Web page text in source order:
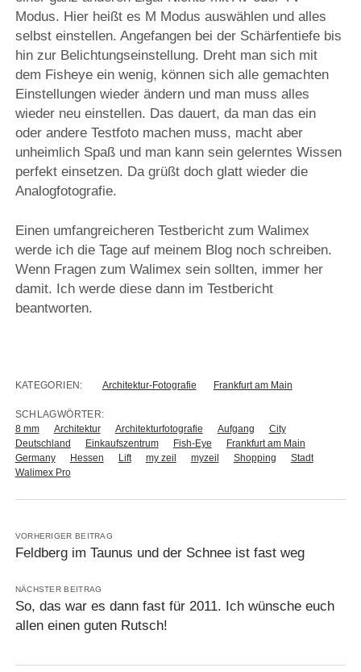
Modus. Hier heißt es M Modus auswählen und alles
selbst einstellen. Angefangen bei der Schärfentiefe bis
hin zur Belichtungseinstellung. Dreht man sich mit
dem Fisheye ein wenig, können sich alle gemachten
Einstellungen wieder ändern und man muss alles
wieder neu einstellen. Das dauert, da man das ein
oder andere Testfoto machen muss, macht aber
unheimlich Spaß und man kann sein gelerntes Wissen
perfekt einsetzen. Da grüßt doch glatt wieder die
Analogfotografie.
Einen umfangreicheren Testbericht zum Walimex
werde ich die Tage auf meinem Blog noch schreiben.
Wenn Fragen zum Walimex sein sollten, immer her
damit. Ich werde diese dann im Testbericht
beantworten.
KATEGORIEN: Architektur-Fotografie Frankfurt am Main
SCHLAGWÖRTER:
8 mm
Architektur Architekturfotografie Aufgang
City
Deutschland
Einkaufszentrum Fish-Eye
Frankfurt am Main
Germany
Hessen Lift my zeil myzeil Shopping
Stadt
Walimex Pro
VORHERIGER BEITRAG
Feldberg im Taunus und der Schnee ist fast weg
NÄCHSTER BEITRAG
So, das war es dann fast für 2011. Ich wünsche euch
allen einen guten Rutsch!